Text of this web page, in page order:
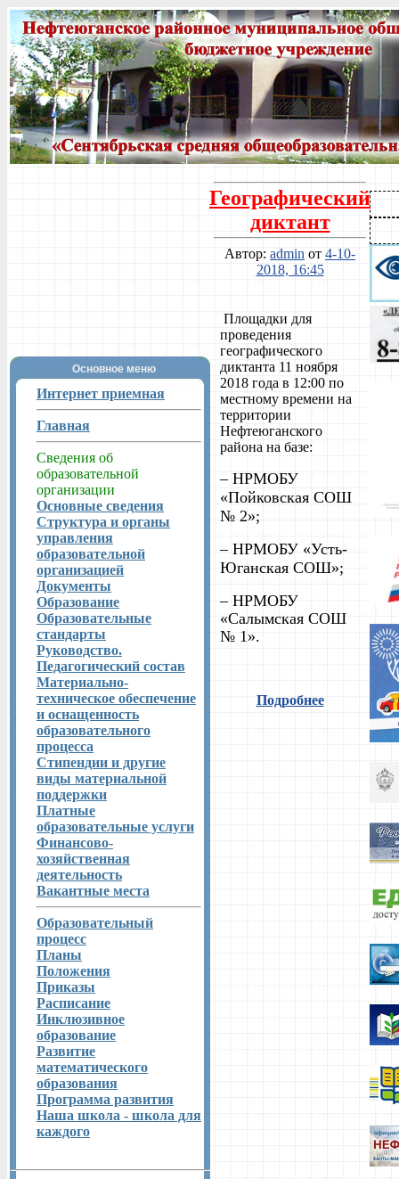
Основное меню
Интернет приемная
Главная
Сведения об
образовательной
организации
Основные сведения
Структура и органы
управления
образовательной
организацией
Документы
Образование
Образовательные
стандарты
Руководство.
Педагогический состав
Материально-
техническое обеспечение
и оснащенность
образовательного
процесса
Стипендии и другие
виды материальной
поддержки
Платные
образовательные услуги
Финансово-
хозяйственная
деятельность
Вакантные места
Образовательный
процесс
Планы
Положения
Приказы
Расписание
Инклюзивное
образование
Развитие
математического
образования
Программа развития
Наша школа - школа для
каждого
Географический
диктант
Автор: admin от 4-10-
2018, 16:45
Площадки для
проведения
географического
диктанта 11 ноября
2018 года в 12:00 по
местному времени на
территории
Нефтеюганского
района на базе:
– НРМОБУ
«Пойковская СОШ
№ 2»;
– НРМОБУ «Усть-
Юганская СОШ»;
– НРМОБУ
«Салымская СОШ
№ 1».
Подробнее